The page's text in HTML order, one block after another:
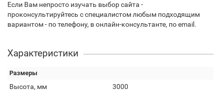
Если Вам непросто изучать выбор сайта -
проконсультируйтесь с специалистом любым подходящим
вариантом - по телефону, в онлайн-консультанте, по email.
Характеристики
Размеры
Высота, мм
3000